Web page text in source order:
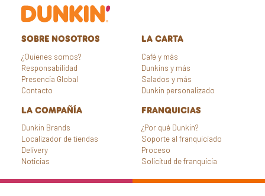
SOBRE NOSOTROS
¿Quienes somos?
Responsabilidad
Presencia Global
Contacto
LA CARTA
Café y más
Dunkins y más
Salados y más
Dunkin personalizado
LA COMPAÑÍA
Dunkin Brands
Localizador de tiendas
Delivery
Noticias
FRANQUICIAS
¿Por qué Dunkin?
Soporte al franquiciado
Proceso
Solicitud de franquicia